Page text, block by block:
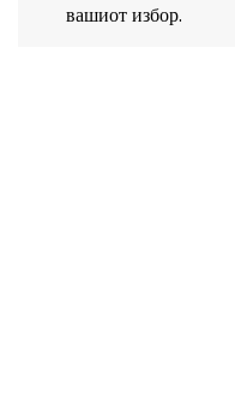
вашиот избор.